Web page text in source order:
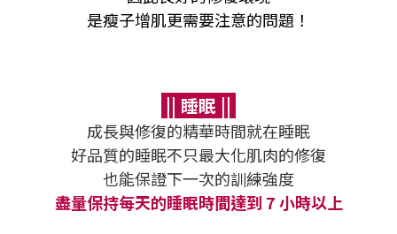
是瘦子增肌更需要注意的問題！
|| 睡眠 ||
成長與修復的精華時間就在睡眠
好品質的睡眠不只最大化肌肉的修復
也能保證下一次的訓練強度
盡量保持每天的睡眠時間達到 7 小時以上